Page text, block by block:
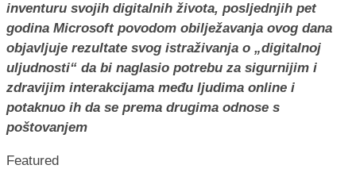
inventuru svojih digitalnih života, posljednjih pet
godina Microsoft povodom obilježavanja ovog dana
objavljuje rezultate svog istraživanja o „digitalnoj
uljudnosti“ da bi naglasio potrebu za sigurnijim i
zdravijim interakcijama među ljudima online i
potaknuo ih da se prema drugima odnose s
poštovanjem
Featured